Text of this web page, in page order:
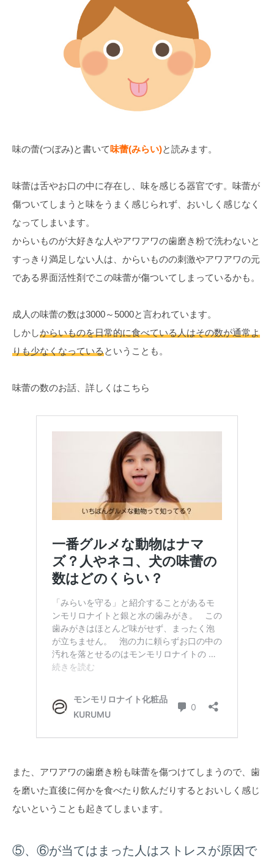
味の蕾(つぼみ)と書いて味蕾(みらい)と読みます。
味蕾は舌やお口の中に存在し、味を感じる器官です。味蕾が
傷ついてしまうと味をうまく感じられず、おいしく感じなく
なってしまいます。
からいものが大好きな人やアワアワの歯磨き粉で洗わないと
すっきり満足しない人は、からいものの刺激やアワアワの元
である界面活性剤でこの味蕾が傷ついてしまっているかも。
成人の味蕾の数は3000～5000と言われています。
しかしからいものを日常的に食べている人はその数が通常よ
りも少なくなっているということも。
味蕾の数のお話、詳しくはこちら
また、アワアワの歯磨き粉も味蕾を傷つけてしまうので、歯
を磨いた直後に何かを食べたり飲んだりするとおいしく感じ
ないということも起きてしまいます。
⑤、⑥が当てはまった人はストレスが原因で